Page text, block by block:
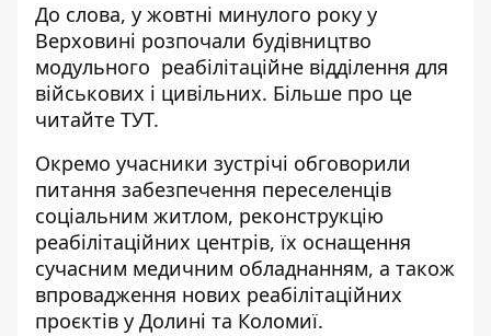
До слова, у жовтні минулого року у
Верховині розпочали будівництво
модульного реабілітаційне відділення для
військових і цивільних. Більше про це
читайте ТУТ.
Окремо учасники зустрічі обговорили
питання забезпечення переселенців
соціальним житлом, реконструкцію
реабілітаційних центрів, їх оснащення
сучасним медичним обладнанням, а також
впровадження нових реабілітаційних
проєктів у Долині та Коломиї.